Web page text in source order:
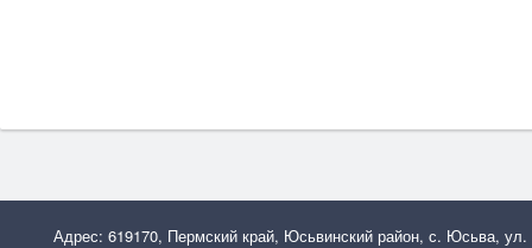
Адрес: 619170, Пермский край, Юсьвинский район, с. Юсьва, ул.